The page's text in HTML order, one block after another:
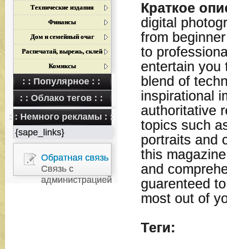
Технические издания
Финансы
Дом и семейный очаг
Распечатай, вырежь, склей
Комиксы
: : Популярное : :
: : Облако тегов : :
: : Немного рекламы : :
{sape_links}
Обратная связь
Связь с
администрацией
Краткое
digital
from
to
entertain you
blend of
inspirational
authoritative
topics such
portraits and
this
and
guarenteed
most out of
Теги: